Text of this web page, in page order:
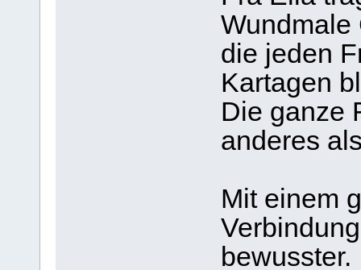
Wundmale
die jeden
Kartagen
Die ganze
anderes
Mit einem
bewusster.